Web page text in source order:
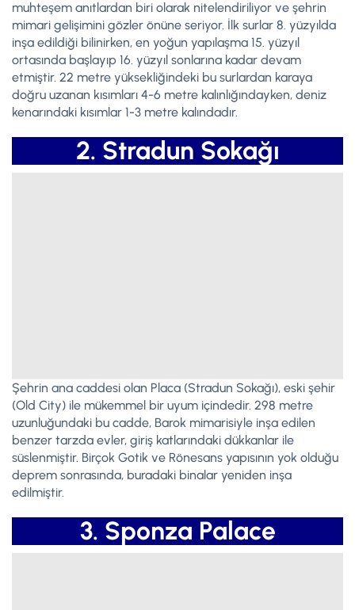
muhteşem anıtlardan biri olarak nitelendiriliyor ve şehrin
mimari gelişimini gözler önüne seriyor. İlk surlar 8. yüzyılda
inşa edildiği bilinirken, en yoğun yapılaşma 15. yüzyıl
ortasında başlayıp 16. yüzyıl sonlarına kadar devam
etmiştir. 22 metre yüksekliğindeki bu surlardan karaya
doğru uzanan kısımları 4-6 metre kalınlığındayken, deniz
kenarındaki kısımlar 1-3 metre kalındadır.
2. Stradun Sokağı
Şehrin ana caddesi olan Placa (Stradun Sokağı), eski şehir
(Old City) ile mükemmel bir uyum içindedir. 298 metre
uzunluğundaki bu cadde, Barok mimarisiyle inşa edilen
benzer tarzda evler, giriş katlarındaki dükkanlar ile
süslenmiştir. Birçok Gotik ve Rönesans yapısının yok olduğu
deprem sonrasında, buradaki binalar yeniden inşa
edilmiştir.
3. Sponza Palace